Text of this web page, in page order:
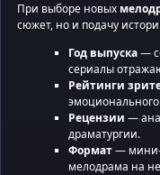
При выборе новых
сюжет, но и подачу
Год выпуска—
сериалы
Рейтинги
эмоционального
Рецензии —
драматургии.
Формат— мини-
мелодрама на